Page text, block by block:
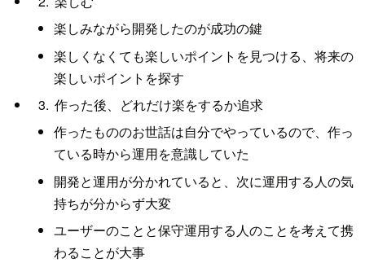
楽しみながら開発したのが成功の鍵
楽しくなくても楽しいポイントを見つける、将来の
楽しいポイントを探す
作った後、どれだけ楽をするか追求
作ったもののお世話は自分でやっているので、作っ
ている時から運用を意識していた
開発と運用が分かれていると、次に運用する人の気
持ちが分からず大変
ユーザーのことと保守運用する人のことを考えて携
わることが大事